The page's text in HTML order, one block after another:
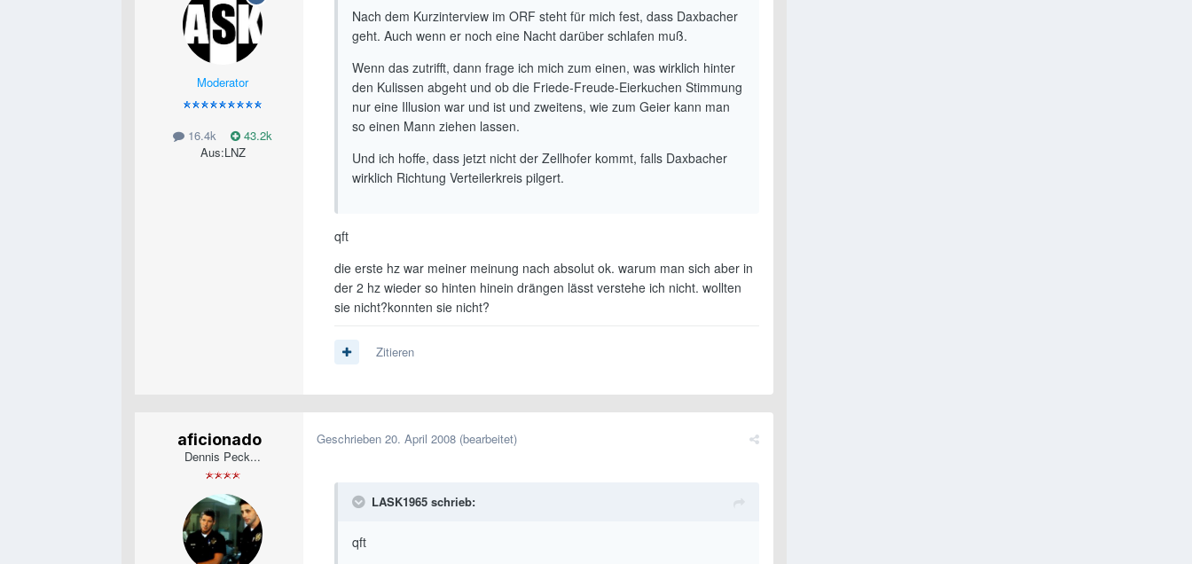
Moderator
16.4k
43.2k
Aus:LNZ
Nach dem Kurzinterview im ORF steht für mich fest, dass Daxbacher
geht. Auch wenn er noch eine Nacht darüber schlafen muß.
Wenn das zutrifft, dann frage ich mich zum einen, was wirklich hinter
den Kulissen abgeht und ob die Friede-Freude-Eierkuchen Stimmung
nur eine Illusion war und ist und zweitens, wie zum Geier kann man
so einen Mann ziehen lassen.
Und ich hoffe, dass jetzt nicht der Zellhofer kommt, falls Daxbacher
wirklich Richtung Verteilerkreis pilgert.
qft
die erste hz war meiner meinung nach absolut ok. warum man sich aber in
der 2 hz wieder so hinten hinein drängen lässt verstehe ich nicht. wollten
sie nicht?konnten sie nicht?
Zitieren
aficionado
Dennis Peck...
Geschrieben 20. April 2008 (bearbeitet)
LASK1965 schrieb:
qft